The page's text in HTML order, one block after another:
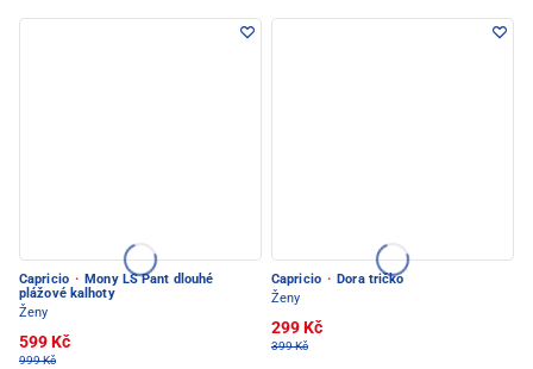
Capricio · Mony LS Pant dlouhé
plážové kalhoty
Ženy
599 Kč
999 Kč
Capricio · Dora tričko
Ženy
299 Kč
399 Kč